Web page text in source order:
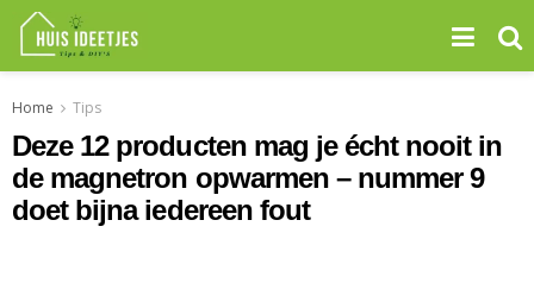
Home Tips
Deze 12 producten mag je écht nooit in
de magnetron opwarmen – nummer 9
doet bijna iedereen fout